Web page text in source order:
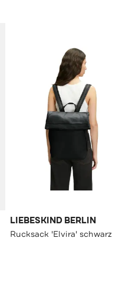
LIEBESKIND BERLIN
Rucksack 'Elvira' schwarz